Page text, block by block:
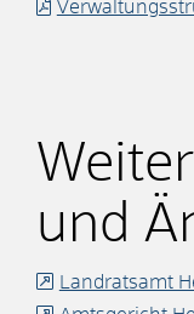
und
Landratsamt